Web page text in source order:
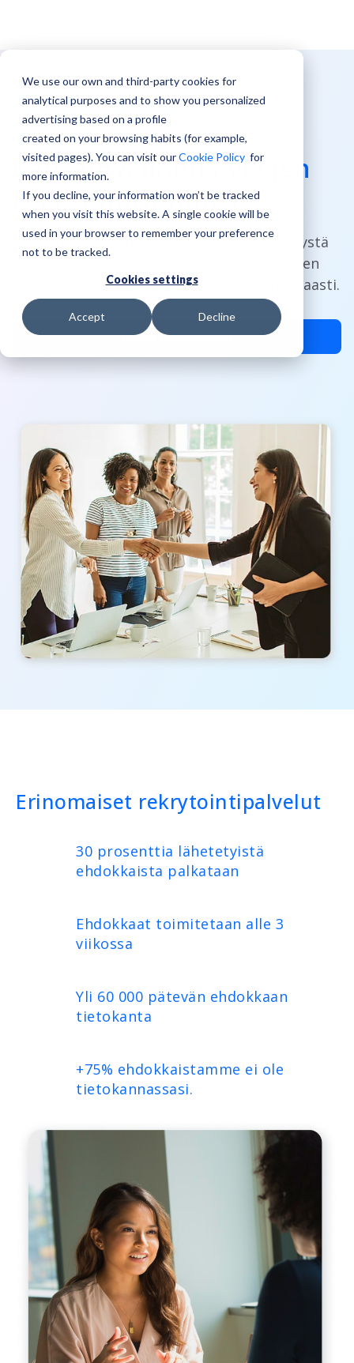
We use our own and third-party cookies for
analytical purposes and to show you personalized
advertising based on a profile
created on your browsing habits (for example,
visited pages). You can visit ourCookie Policy for
more information.
If you decline, your information won’t be tracked
when you visit this website. A single cookie will be
used in your browser to remember your preference
not to be tracked.
Cookies settings
Accept Decline
Oletko valmis
palkkaamaan?
Kansainvälinen kykyjen
rekrytointitoimisto
Hanki parasta innovatiivisesta ja räätälöidystä
kykyjen rekrytoinnista. Optimoi ehdokkaiden
siirrä ehdokkaitakustannustehokkaasti.
Pyydä quotation✍️
Erinomaiset rekrytointipalvelut
30 prosenttia lähetetyistä
ehdokkaista palkataan
Ehdokkaat toimitetaan alle 3
viikossa
Yli 60 000 pätevän ehdokkaan
tietokanta
+75% ehdokkaistamme ei ole
tietokannassasi.